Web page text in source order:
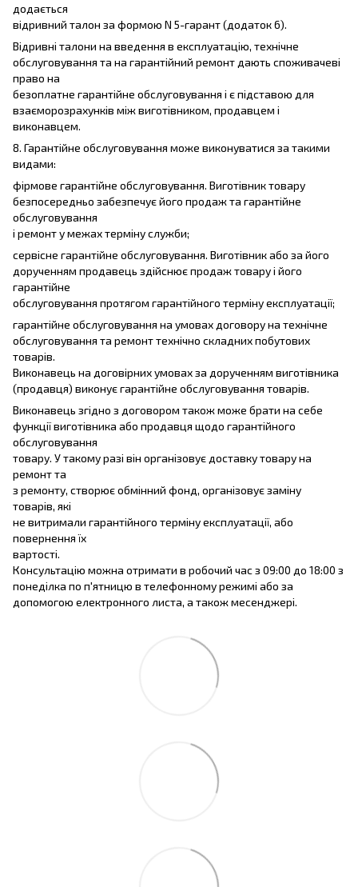
додається
відривний талон за формою N 5-гарант (додаток 6).
Відривні талони на введення в експлуатацію, технічне
обслуговування та на гарантійний ремонт дають споживачеві
право на
безоплатне гарантійне обслуговування і є підставою для
взаєморозрахунків між виготівником, продавцем і
виконавцем.
8. Гарантійне обслуговування може виконуватися за такими
видами:
фірмове гарантійне обслуговування. Виготівник товару
безпосередньо забезпечує його продаж та гарантійне
обслуговування
і ремонт у межах терміну служби;
сервісне гарантійне обслуговування. Виготівник або за його
дорученням продавець здійснює продаж товару і його
гарантійне
обслуговування протягом гарантійного терміну експлуатації;
гарантійне обслуговування на умовах договору на технічне
обслуговування та ремонт технічно складних побутових
товарів.
Виконавець на договірних умовах за дорученням виготівника
(продавця) виконує гарантійне обслуговування товарів.
Виконавець згідно з договором також може брати на себе
функції виготівника або продавця щодо гарантійного
обслуговування
товару. У такому разі він організовує доставку товару на
ремонт та
з ремонту, створює обмінний фонд, організовує заміну
товарів, які
не витримали гарантійного терміну експлуатації, або
повернення їх
вартості.
Консультацію можна отримати в робочий час з 09:00 до 18:00 з
понеділка по п'ятницю в телефонному режимі або за
допомогою електронного листа, а також месенджері.